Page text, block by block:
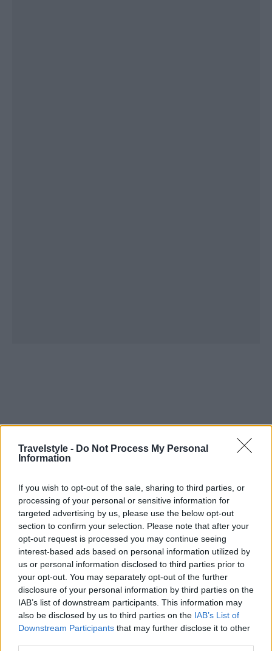
Travelstyle - Do Not Process My Personal
Information
If you wish to opt-out of the sale, sharing to third parties, or
processing of your personal or sensitive information for
targeted advertising by us, please use the below opt-out
section to confirm your selection. Please note that after your
opt-out request is processed you may continue seeing
interest-based ads based on personal information utilized by
us or personal information disclosed to third parties prior to
your opt-out. You may separately opt-out of the further
disclosure of your personal information by third parties on the
IAB’s list of downstream participants. This information may
also be disclosed by us to third parties on the IAB’s List of
Downstream Participants that may further disclose it to other
Χάρμαινα: Η συνοικία της Άμφισσας που
μοιάζει με σκηνικό ταινίας εποχής…
Ανακαλύψτε την μέσα από εντυπωσιακές
φωτογραφίες
23 Φεβρουαρίου 2021, 14:27
Είναι αυτές οι όµορφες, αναπάντεχες εικόνες που έχει να µας χαρίσει
απλόχερα η χώρα µας σε κάθε γωνιά της, αρκεί να ψάξουµε... Κάπως έτσι...